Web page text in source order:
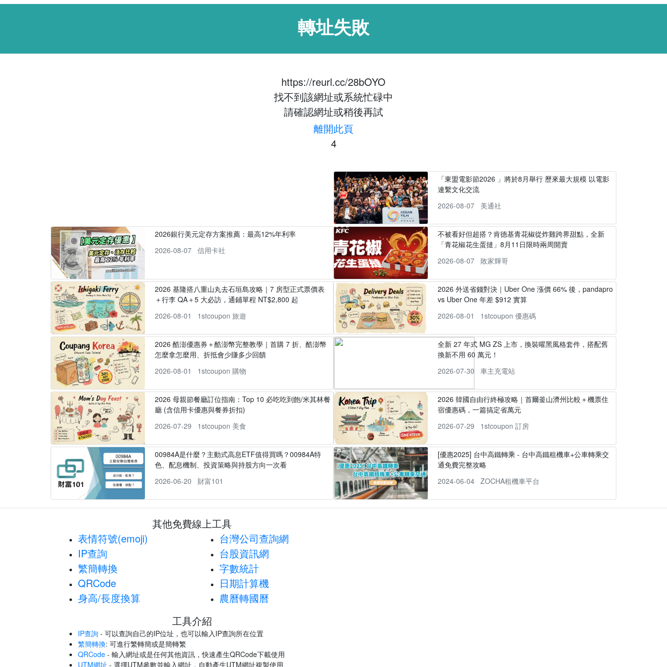
轉址失敗
https://reurl.cc/28bOYO
找不到該網址或系統忙碌中
請確認網址或稍後再試
離開此頁
4
「東盟電影節2026 」將於8月舉行 歷來最大規模 以電影
連繫文化交流
2026-08-07
美通社
2026銀行美元定存方案推薦：最高12%年利率
2026-08-07
信用卡社
不被看好但超搭？肯德基青花椒從炸雞跨界甜點，全新
「青花椒花生蛋撻」8月11日限時兩周開賣
2026-08-07
敗家輝哥
2026 基隆搭八重山丸去石垣島攻略｜7 房型正式票價表
＋行李 QA＋5 大必訪，通鋪單程 NT$2,800 起
2026-08-01
1stcoupon 旅遊
2026 外送省錢對決｜Uber One 漲價 66% 後，pandapro
vs Uber One 年差 $912 實算
2026-08-01
1stcoupon 優惠碼
2026 酷澎優惠券＋酷澎幣完整教學｜首購 7 折、酷澎幣
怎麼拿怎麼用、折抵會少賺多少回饋
2026-08-01
1stcoupon 購物
全新 27 年式 MG ZS 上市，換裝曜黑風格套件，搭配舊
換新不用 60 萬元！
2026-07-30
車主充電站
2026 母親節餐廳訂位指南：Top 10 必吃吃到飽/米其林餐
廳 (含信用卡優惠與餐券折扣)
2026-07-29
1stcoupon 美食
2026 韓國自由行終極攻略｜首爾釜山濟州比較＋機票住
宿優惠碼，一篇搞定省萬元
2026-07-29
1stcoupon 訂房
00984A是什麼？主動式高息ETF值得買嗎？00984A特
色、配息機制、投資策略與持股方向一次看
2026-06-20
財富101
[優惠2025] 台中高鐵轉乘 - 台中高鐵租機車+公車轉乘交
通免費完整攻略
2024-06-04
ZOCHA租機車平台
其他免費線上工具
表情符號(emoji)
IP查詢
繁簡轉換
QRCode
身高/長度換算
台灣公司查詢網
台股資訊網
字數統計
日期計算機
農曆轉國曆
工具介紹
IP查詢 - 可以查詢自己的IP位址，也可以輸入IP查詢所在位置
繁簡轉換: 可進行繁轉簡或是簡轉繁
QRCode - 輸入網址或是任何其他資訊，快速產生QRCode下載使用
UTM網址 - 選擇UTM參數並輸入網址，自動產生UTM網址複製使用